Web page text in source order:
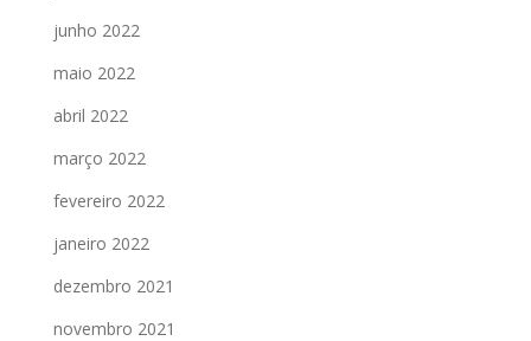
junho 2022
maio 2022
abril 2022
março 2022
fevereiro 2022
janeiro 2022
dezembro 2021
novembro 2021